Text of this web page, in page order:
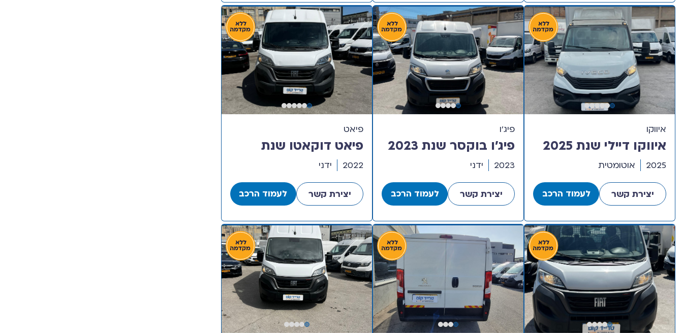
איווקו
איווקו דיילי שנת 2025
דגם חד קבינה עם ארגז
2025 אוטומטית
יצירת קשר לעמוד הרכב
פיג’ו
פיג’ו בוקסר שנת 2023
דגם ארוך גבוה
2023 ידני
יצירת קשר לעמוד הרכב
פיאט
פיאט דוקאטו שנת
2022 דגם ארוך גבוה
2022 ידני
יצירת קשר לעמוד הרכב